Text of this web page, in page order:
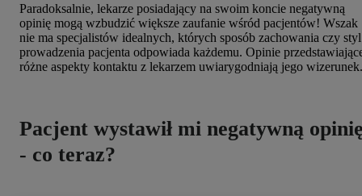
Paradoksalnie, lekarze posiadający na swoim koncie negatywną
opinię mogą wzbudzić większe zaufanie wśród pacjentów! Wszak
nie ma specjalistów idealnych, których sposób zachowania czy styl
prowadzenia pacjenta odpowiada każdemu. Opinie
różne aspekty kontaktu z lekarzem uwiarygodniają jego wizerunek.
Pacjent wystawił mi negatywną
- co teraz?